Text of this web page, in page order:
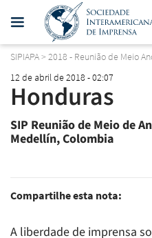
SIPIAPA> 2018 - Reunião de Meio
12 de abril de 2018 - 02:07
Honduras
SIP Reunião de Meio de
Medellín, Colombia
Compartilhe esta nota:
A liberdade de imprensa